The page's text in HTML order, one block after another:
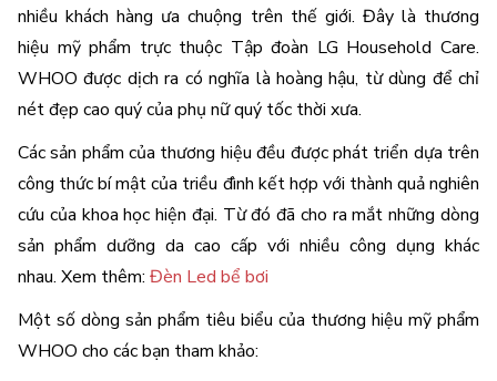
nhiều khách hàng ưa chuộng trên thế giới. Đây là thương
hiệu mỹ phẩm trực thuộc Tập đoàn LG Household Care.
WHOO được dịch ra có nghĩa là hoàng hậu, từ dùng để chỉ
nét đẹp cao quý của phụ nữ quý tốc thời xưa.
Các sản phẩm của thương hiệu đều được phát triển dựa trên
công thức bí mật của triều đình kết hợp với thành quả nghiên
cứu của khoa học hiện đại. Từ đó đã cho ra mắt những dòng
sản phẩm dưỡng da cao cấp với nhiều công dụng khác
nhau. Xem thêm: Đèn Led bể bơi
Một số dòng sản phẩm tiêu biểu của thương hiệu mỹ phẩm
WHOO cho các bạn tham khảo: